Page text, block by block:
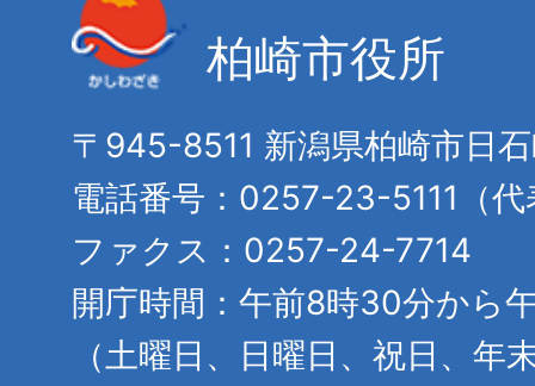
柏崎市役所
〒945-8511 新潟県柏崎市日
電話番号：0257-23-5111（代
ファクス：0257-24-7714
開庁時間：午前8時30分から
（土曜日、日曜日、祝日、年